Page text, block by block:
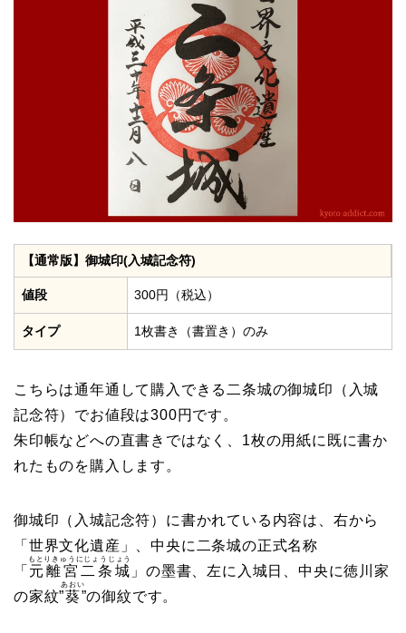
【通常版】御城印(入城記念符)
値段 300円（税込）
タイプ 1枚書き（書置き）のみ
こちらは通年通して購入できる二条城の御城印（入城
記念符）でお値段は300円です。
朱印帳などへの直書きではなく、1枚の用紙に既に書か
れたものを購入します。
御城印（入城記念符）に書かれている内容は、右から
「世界文化遺産」、中央に二条城の正式名称
「 元離宮二条城
もとりきゅうにじょうじょう
」の墨書、左に入城日、中央に徳川家
の家紋”葵
あおい
”の御紋です。